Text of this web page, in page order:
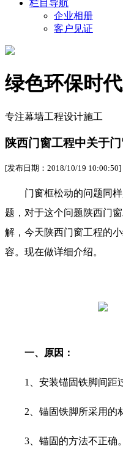
栏目导航
企业相册
客户见证
绿色环保时
专注幕墙工程设计施工
陕西门窗工程中关于
[发布日期：2018/10/19 10:00:50]
门窗框松动的问题同
题，对于这个问题陕西门
解，今天陕西门窗工程的
容。现在做详细介绍。
一、原因：
1、安装锚固铁脚间距
2、锚固铁脚所采用的
3、锚固的方法不正确。